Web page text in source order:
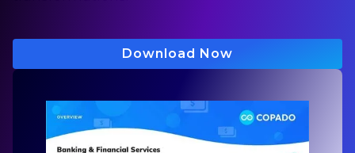
Download Now